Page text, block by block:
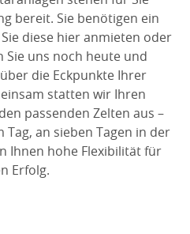
bereit. Sie benötigen ein
diese hier anmieten oder
Sie uns noch heute und
die Eckpunkte Ihrer
statten wir Ihren
passenden Zelten aus –
Tag, an sieben Tagen in der
Ihnen hohe Flexibilität für
Erfolg.